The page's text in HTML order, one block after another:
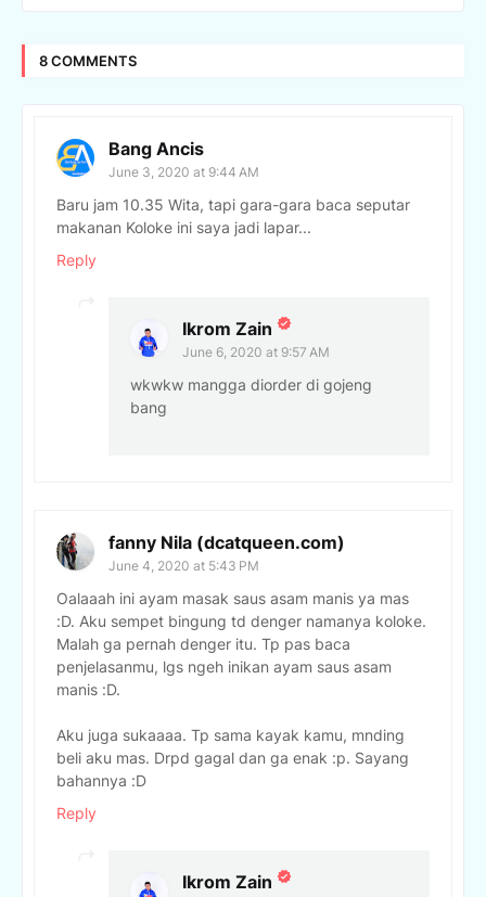
8 COMMENTS
Bang Ancis
June 3, 2020 at 9:44 AM
Baru jam 10.35 Wita, tapi gara-gara baca seputar
makanan Koloke ini saya jadi lapar...
Reply
Ikrom Zain
June 6, 2020 at 9:57 AM
wkwkw mangga diorder di gojeng
bang
fanny Nila (dcatqueen.com)
June 4, 2020 at 5:43 PM
Oalaaah ini ayam masak saus asam manis ya mas
:D. Aku sempet bingung td denger namanya koloke.
Malah ga pernah denger itu. Tp pas baca
penjelasanmu, lgs ngeh inikan ayam saus asam
manis :D.
Aku juga sukaaaa. Tp sama kayak kamu, mnding
beli aku mas. Drpd gagal dan ga enak :p. Sayang
bahannya :D
Reply
Ikrom Zain